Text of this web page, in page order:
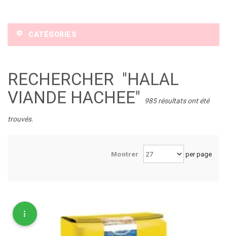
CATÉGORIES
RECHERCHER "HALAL
VIANDE HACHEE"
985 résultats ont été
trouvés.
Montrer per page